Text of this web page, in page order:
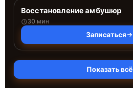
Восстановление амбушюр
30 мин
Записаться
Показать всё